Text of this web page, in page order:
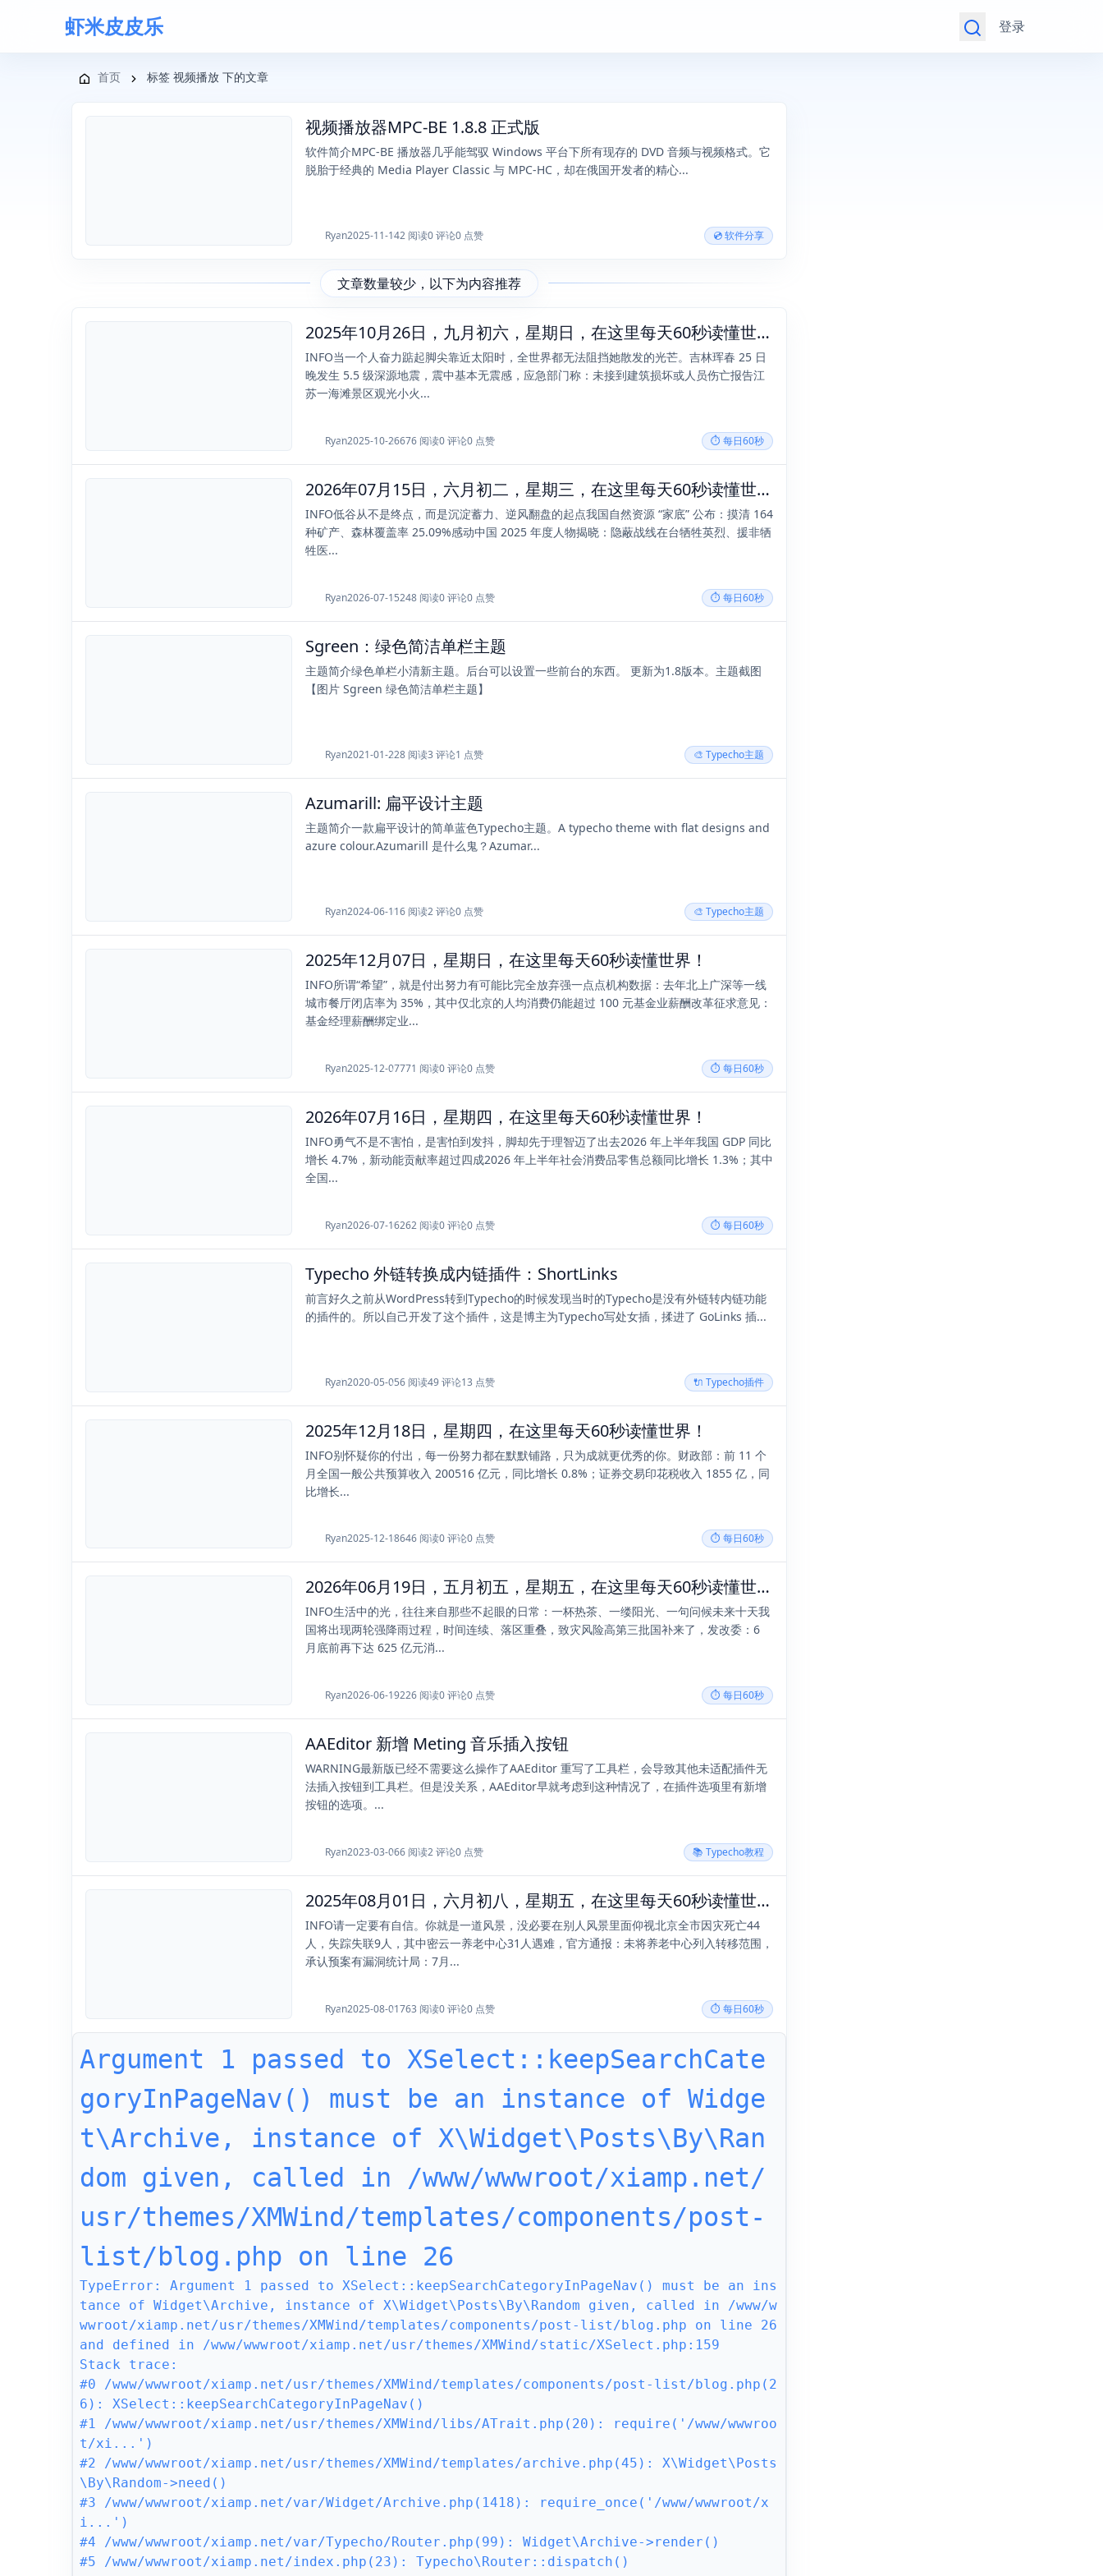
虾米皮皮乐 登录
首页 标签 视频播放 下的文章
2025-11-14
视频播放器MPC-BE 1.8.8 正式版
软件简介MPC-BE 播放器几乎能驾驭 Windows 平台下所有现存的 DVD 音频与视频格式。它
脱胎于经典的 Media Player Classic 与 MPC-HC，却在俄国开发者的精心...
Ryan2025-11-142 阅读0 评论0 点赞 💿 软件分享
文章数量较少，以下为内容推荐
2025-10-26 2025年10月26日，九月初六，星期日，在这里每天60秒读懂世界！
INFO当一个人奋力踮起脚尖靠近太阳时，全世界都无法阻挡她散发的光芒。吉林珲春 25 日
晚发生 5.5 级深源地震，震中基本无震感，应急部门称：未接到建筑损坏或人员伤亡报告江
苏一海滩景区观光小火...
Ryan2025-10-26676 阅读0 评论0 点赞 ⏱️ 每日60秒
2026-07-15 2026年07月15日，六月初二，星期三，在这里每天60秒读懂世界！
INFO低谷从不是终点，而是沉淀蓄力、逆风翻盘的起点我国自然资源 “家底” 公布：摸清 164
种矿产、森林覆盖率 25.09%感动中国 2025 年度人物揭晓：隐蔽战线在台牺牲英烈、援非牺
牲医...
Ryan2026-07-15248 阅读0 评论0 点赞 ⏱️ 每日60秒
2021-01-22
Sgreen：绿色简洁单栏主题
主题简介绿色单栏小清新主题。后台可以设置一些前台的东西。 更新为1.8版本。主题截图
【图片 Sgreen 绿色简洁单栏主题】
Ryan2021-01-228 阅读3 评论1 点赞 🎨 Typecho主题
2024-06-11
Azumarill: 扁平设计主题
主题简介一款扁平设计的简单蓝色Typecho主题。A typecho theme with flat designs and
azure colour.Azumarill 是什么鬼？Azumar...
Ryan2024-06-116 阅读2 评论0 点赞 🎨 Typecho主题
2025-12-07
2025年12月07日，星期日，在这里每天60秒读懂世界！
INFO所谓“希望”，就是付出努力有可能比完全放弃强一点点机构数据：去年北上广深等一线
城市餐厅闭店率为 35%，其中仅北京的人均消费仍能超过 100 元基金业薪酬改革征求意见：
基金经理薪酬绑定业...
Ryan2025-12-07771 阅读0 评论0 点赞 ⏱️ 每日60秒
2026-07-16
2026年07月16日，星期四，在这里每天60秒读懂世界！
INFO勇气不是不害怕，是害怕到发抖，脚却先于理智迈了出去2026 年上半年我国 GDP 同比
增长 4.7%，新动能贡献率超过四成2026 年上半年社会消费品零售总额同比增长 1.3%；其中
全国...
Ryan2026-07-16262 阅读0 评论0 点赞 ⏱️ 每日60秒
2020-05-05
Typecho 外链转换成内链插件：ShortLinks
前言好久之前从WordPress转到Typecho的时候发现当时的Typecho是没有外链转内链功能
的插件的。所以自己开发了这个插件，这是博主为Typecho写处女插，揉进了 GoLinks 插...
Ryan2020-05-056 阅读49 评论13 点赞 🔌 Typecho插件
2025-12-18
2025年12月18日，星期四，在这里每天60秒读懂世界！
INFO别怀疑你的付出，每一份努力都在默默铺路，只为成就更优秀的你。财政部：前 11 个
月全国一般公共预算收入 200516 亿元，同比增长 0.8%；证券交易印花税收入 1855 亿，同
比增长...
Ryan2025-12-18646 阅读0 评论0 点赞 ⏱️ 每日60秒
2026-06-19 2026年06月19日，五月初五，星期五，在这里每天60秒读懂世界！
INFO生活中的光，往往来自那些不起眼的日常：一杯热茶、一缕阳光、一句问候未来十天我
国将出现两轮强降雨过程，时间连续、落区重叠，致灾风险高第三批国补来了，发改委：6
月底前再下达 625 亿元消...
Ryan2026-06-19226 阅读0 评论0 点赞 ⏱️ 每日60秒
2023-03-06
AAEditor 新增 Meting 音乐插入按钮
WARNING最新版已经不需要这么操作了AAEditor 重写了工具栏，会导致其他未适配插件无
法插入按钮到工具栏。但是没关系，AAEditor早就考虑到这种情况了，在插件选项里有新增
按钮的选项。...
Ryan2023-03-066 阅读2 评论0 点赞 📚 Typecho教程
2025-08-01 2025年08月01日，六月初八，星期五，在这里每天60秒读懂世界！
INFO请一定要有自信。你就是一道风景，没必要在别人风景里面仰视北京全市因灾死亡44
人，失踪失联9人，其中密云一养老中心31人遇难，官方通报：未将养老中心列入转移范围，
承认预案有漏洞统计局：7月...
Ryan2025-08-01763 阅读0 评论0 点赞 ⏱️ 每日60秒
Argument 1 passed to XSelect::keepSearchCate
goryInPageNav() must be an instance of Widge
t\Archive, instance of X\Widget\Posts\By\Ran
dom given, called in /www/wwwroot/xiamp.net/
usr/themes/XMWind/templates/components/post-
list/blog.php on line 26
TypeError: Argument 1 passed to XSelect::keepSearchCategoryInPageNav() must be an ins
tance of Widget\Archive, instance of X\Widget\Posts\By\Random given, called in /www/w
wwroot/xiamp.net/usr/themes/XMWind/templates/components/post-list/blog.php on line 26
and defined in /www/wwwroot/xiamp.net/usr/themes/XMWind/static/XSelect.php:159
Stack trace:
#0 /www/wwwroot/xiamp.net/usr/themes/XMWind/templates/components/post-list/blog.php(2
6): XSelect::keepSearchCategoryInPageNav()
#1 /www/wwwroot/xiamp.net/usr/themes/XMWind/libs/ATrait.php(20): require('/www/wwwroo
t/xi...')
#2 /www/wwwroot/xiamp.net/usr/themes/XMWind/templates/archive.php(45): X\Widget\Posts
\By\Random->need()
#3 /www/wwwroot/xiamp.net/var/Widget/Archive.php(1418): require_once('/www/wwwroot/x
i...')
#4 /www/wwwroot/xiamp.net/var/Typecho/Router.php(99): Widget\Archive->render()
#5 /www/wwwroot/xiamp.net/index.php(23): Typecho\Router::dispatch()